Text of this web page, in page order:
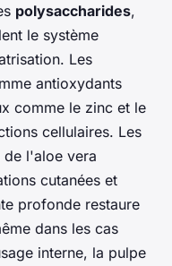
polysaccharides,
le système
Les
antioxydants
comme le zinc et le
cellulaires. Les
de l'aloe vera
cutanées et
profonde restaure
dans les cas
interne, la pulpe